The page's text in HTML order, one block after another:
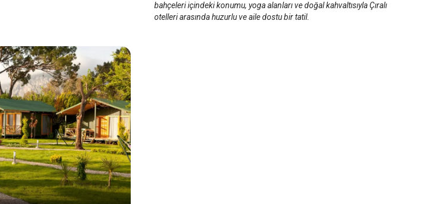
bahçeleri içindeki konumu, yoga alanları ve doğal kahvaltısıyla Çıralı
otelleri arasında huzurlu ve aile dostu bir tatil.